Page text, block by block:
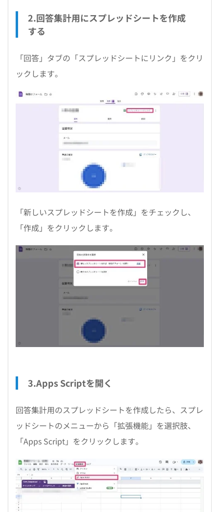
2.回答集計用にスプレッドシートを作成
する
「回答」タブの「スプレッドシートにリンク」をクリ
ックします。
「新しいスプレッドシートを作成」をチェックし、
「作成」をクリックします。
3.Apps Scriptを開く
回答集計用のスプレッドシートを作成したら、スプレ
ッドシートのメニューから「拡張機能」を選択肢、
「Apps Script」をクリックします。